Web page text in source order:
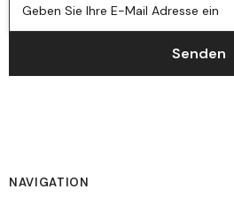
Geben Sie Ihre E-Mail Adresse ein
Senden
NAVIGATION